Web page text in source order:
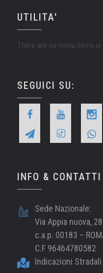
UTILITA'
There are no menu items in
SEGUICI SU:
INFO & CONTATTI
Sede Nazionale:
Via Appia nuova,
c.a.p. 00183 –
C.F 96464780582
Indicazioni Stradali